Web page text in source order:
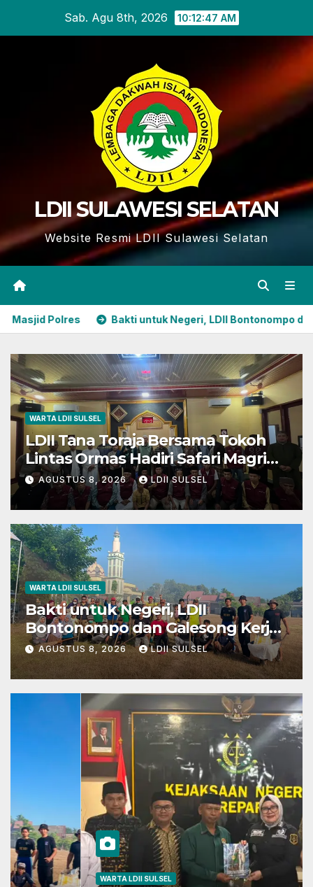
Sab. Agu 8th, 2026 10:12:48 AM
LDII SULAWESI SELATAN
Website Resmi LDII Sulawesi Selatan
untuk Negeri, LDII Bontonompo dan Galesong Kerja
WARTA LDII SULSEL
LDII Tana Toraja Bersama Tokoh
Lintas Ormas Hadiri Safari Magrib-
Isya di Masjid Polres
AGUSTUS 8, 2026 LDII SULSEL
WARTA LDII SULSEL
Bakti untuk Negeri, LDII
Bontonompo dan Galesong Kerja
Bakti Bersama di Lapangan
Barembeng
AGUSTUS 8, 2026 LDII SULSEL
WARTA LDII SULSEL